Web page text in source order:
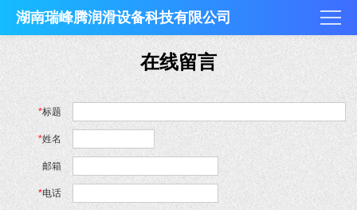
湖南瑞峰腾润滑设备科技有限公司
在线留言
*标题
*姓名
邮箱
*电话